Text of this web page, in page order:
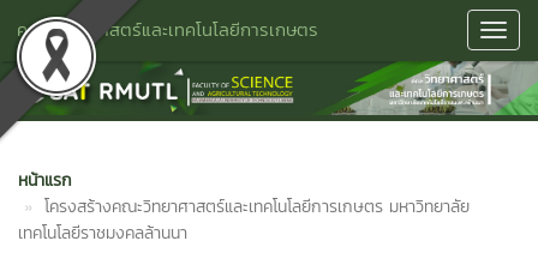
คณะวิทยาศาสตร์และเทคโนโลยีการเกษตร
หน้าแรก
โครงสร้างคณะวิทยาศาสตร์และเทคโนโลยีการเกษตร มหาวิทยาลัย
เทคโนโลยีราชมงคลล้านนา